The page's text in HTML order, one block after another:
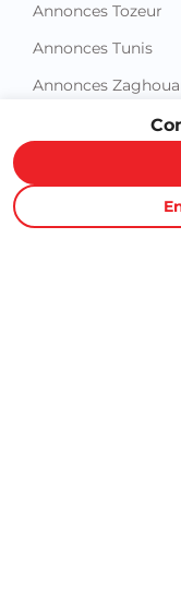
Annonces Tozeur
Annonces Tunis
Annonces